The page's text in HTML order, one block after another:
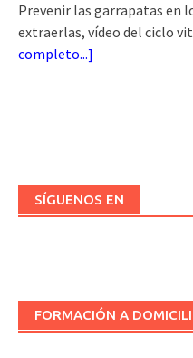
Prevenir las garrapatas en
extraerlas, vídeo del ciclo
completo...]
SÍGUENOS EN
FORMACIÓN A